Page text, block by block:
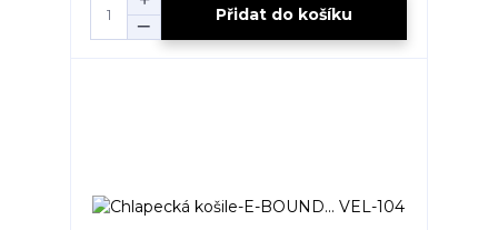
Přidat do košíku